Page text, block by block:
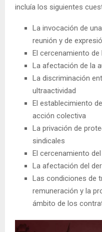
incluía los siguientes
La invocación de
reunión y de
El cercenamiento
La afectación de la
La discriminación
ultraactividad
El establecimiento
acción colectiva
La privación de
sindicales
El cercenamiento
La afectación del
Las condiciones de
remuneración y la
ámbito de los